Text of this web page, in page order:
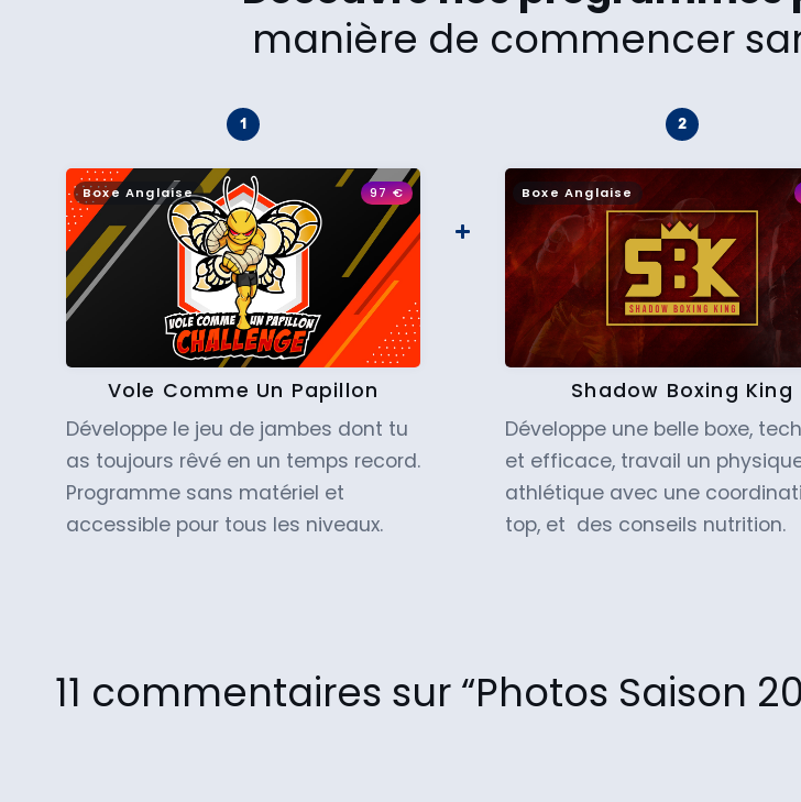
manière de commencer
Boxe Anglaise 97€
Vole Comme Un Papillon
Développe le jeu de jambes dont tu
as toujours rêvé en un temps record.
Programme sans matériel et
accessible pour tous les niveaux.
Boxe Anglaise
Shadow Boxing King
Développe une belle boxe,
et efficace, travail un
athlétique avec une
top, et des conseils nutrition.
11 commentaires sur “Photos Saison